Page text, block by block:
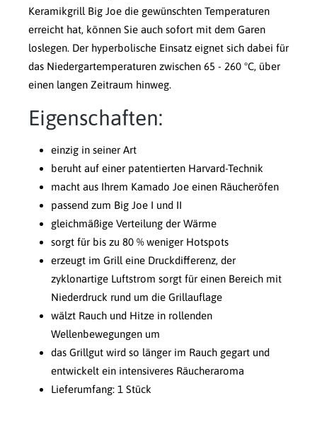
Keramikgrill Big Joe die gewünschten Temperaturen
erreicht hat, können Sie auch sofort mit dem Garen
loslegen. Der hyperbolische Einsatz eignet sich dabei für
das Niedergartemperaturen zwischen 65 - 260 °C, über
einen langen Zeitraum hinweg.
Eigenschaften:
einzig in seiner Art
beruht auf einer patentierten Harvard-Technik
macht aus Ihrem Kamado Joe einen Räucheröfen
passend zum Big Joe I und II
gleichmäßige Verteilung der Wärme
sorgt für bis zu 80 % weniger Hotspots
erzeugt im Grill eine Druckdifferenz, der
zyklonartige Luftstrom sorgt für einen Bereich mit
Niederdruck rund um die Grillauflage
wälzt Rauch und Hitze in rollenden
Wellenbewegungen um
das Grillgut wird so länger im Rauch gegart und
entwickelt ein intensiveres Räucheraroma
Lieferumfang: 1 Stück